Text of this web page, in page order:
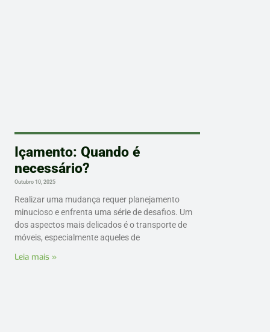
Içamento: Quando é
necessário?
Outubro 10, 2025
Realizar uma mudança requer planejamento
minucioso e enfrenta uma série de desafios. Um
dos aspectos mais delicados é o transporte de
móveis, especialmente aqueles de
Leia mais »